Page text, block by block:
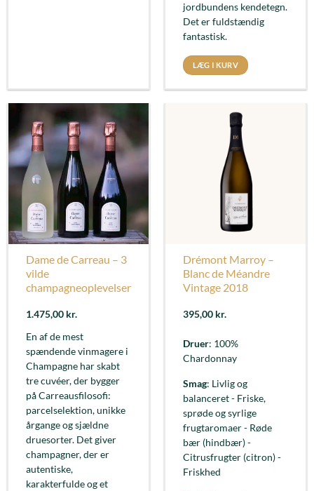
jordbundens kendetegn.
Det er fuldstændig
fantastisk.
LÆG I KURV
Dame de Carreau – 3
vilde
champagneoplevelser
1.475,00 kr.
En af de mest
spændende vinmagere i
Champagne har skabt
tre cuvéer, der bygger
på Carreausfilosofi:
parcelselektion, unikke
årgange og sjældne
druesorter. Det giver
champagner, der er
autentiske,
karakterfulde og et
Drémont Marroy –
Blanc de Méandre
Vintage 2018
395,00 kr.
Druer: 100%
Chardonnay
Smag: Livlig og
balanceret - Friske,
sprøde og syrlige
frugtaromaer - Røde
bær (hindbær) -
Citrusfrugter (citron) -
Friskhed